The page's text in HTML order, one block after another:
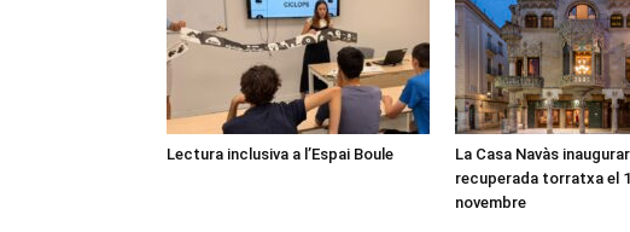
Lectura inclusiva a l’Espai Boule
La Casa Navàs
recuperada torratxa el
novembre